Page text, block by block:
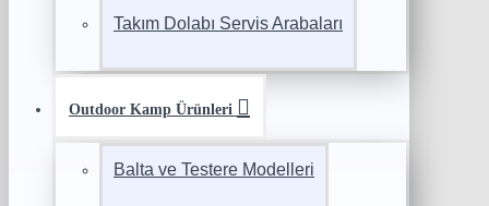
Takım Dolabı Servis Arabaları
Outdoor Kamp Ürünleri
Balta ve Testere Modelleri